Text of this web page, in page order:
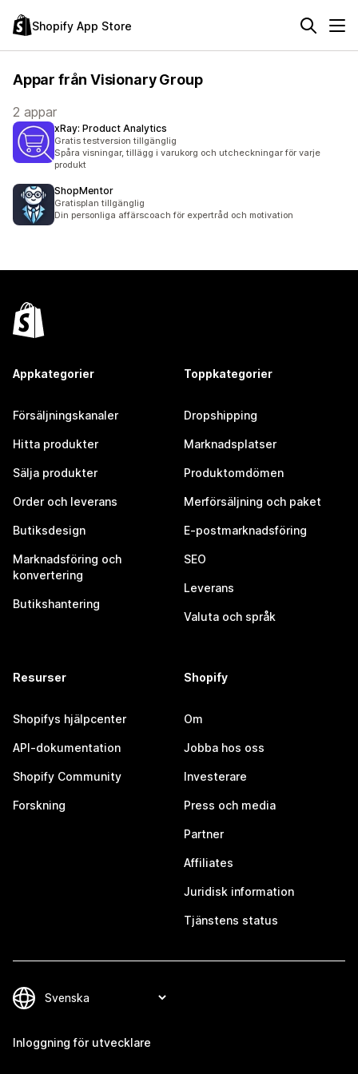
Shopify App Store
Appar från Visionary Group
2 appar
xRay: Product Analytics
Gratis testversion tillgänglig
Spåra visningar, tillägg i varukorg och utcheckningar för varje
produkt
ShopMentor
Gratisplan tillgänglig
Din personliga affärscoach för expertråd och motivation
Appkategorier
Försäljningskanaler
Hitta produkter
Sälja produkter
Order och leverans
Butiksdesign
Marknadsföring och
konvertering
Butikshantering
Toppkategorier
Dropshipping
Marknadsplatser
Produktomdömen
Merförsäljning och paket
E-postmarknadsföring
SEO
Leverans
Valuta och språk
Resurser
Shopifys hjälpcenter
API-dokumentation
Shopify Community
Forskning
Shopify
Om
Jobba hos oss
Investerare
Press och media
Partner
Affiliates
Juridisk information
Tjänstens status
Inloggning för utvecklare